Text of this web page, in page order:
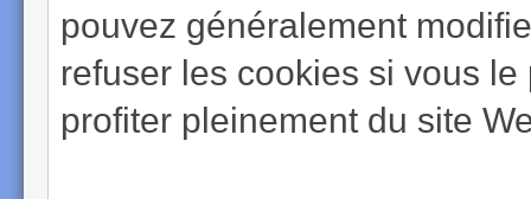
pouvez généralement
refuser les cookies si vous
profiter pleinement du site